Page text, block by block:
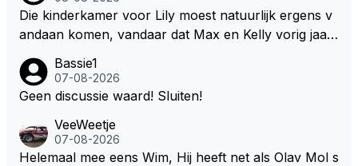
egaan. Deze batterij heeft het gewicht in de F1 autos
erg omhoog geschroefd. Daar zou je al een behoorli
jke gewichtsvermindering mee doen en ruimte creër
en om de autos kleiner en smaller te maken. Om we
er echte raceauto's te zien zodat iedereen weer teru
gkomt naar de F1 die inmiddels weggelopen zijn!
Die kinderkamer voor Lily moest natuurlijk ergens v
andaan komen, vandaar dat Max en Kelly vorig jaar
Monaco. Naar verluid hebben ze daar zo'n 75 miljo
en euro voor af mogen tikken. Wat daarbij me nog h
ddelpers en de RTL Boulevards van deze wereld dit
uitermate belangrijke nieuws volledig hebben gemist.
Bassie1
07-08-2026
Geen discussie waard! Sluiten!
VeeWeetje
07-08-2026
Helemaal mee eens Wim, Hij heeft net als Olav Mol s